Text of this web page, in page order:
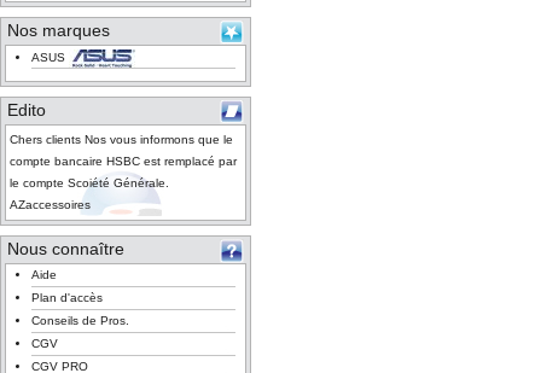
Nos marques
ASUS
Edito
Chers clients Nos vous informons que le
compte bancaire HSBC est remplacé par
le compte Scoiété Générale.
AZaccessoires
Nous connaître
Aide
Plan d'accès
Conseils de Pros.
CGV
CGV PRO